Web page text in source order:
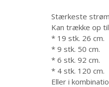
Stærkeste
Kan trække op
* 19 stk. 26 cm.
* 9 stk. 50 cm.
* 6 stk. 92 cm.
* 4 stk. 120 cm.
Eller i